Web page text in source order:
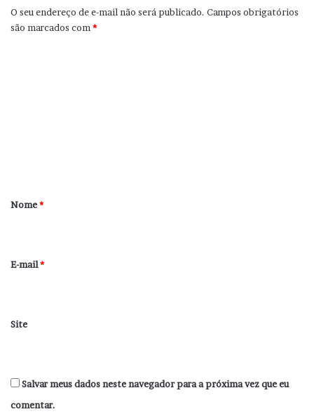
O seu endereço de e-mail não será publicado. Campos obrigatórios
são marcados com*
r
*
Nome*
E-mail*
Site
Salvar meus dados neste navegador para a próxima vez que eu
comentar.